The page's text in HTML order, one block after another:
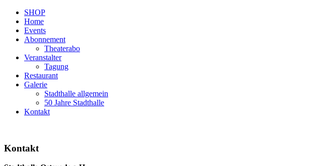
SHOP
Home
Events
Abonnement
Theaterabo
Veranstalter
Tagung
Restaurant
Galerie
Stadthalle allgemein
50 Jahre Stadthalle
Kontakt
Kontakt